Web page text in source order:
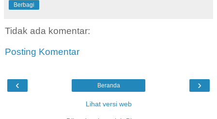
Berbagi
Tidak ada komentar:
Posting Komentar
‹ ›
Beranda
Lihat versi web